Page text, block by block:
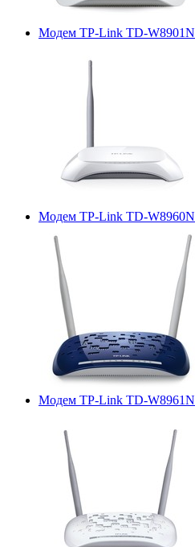
Модем TP-Link TD-W8901N
Модем TP-Link TD-W8960N
Модем TP-Link TD-W8961N